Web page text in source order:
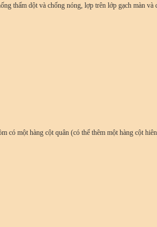
thấm dột và chống nóng, lợp trên lớp gạch màn và
một hàng cột quân (có thể thêm một hàng cột